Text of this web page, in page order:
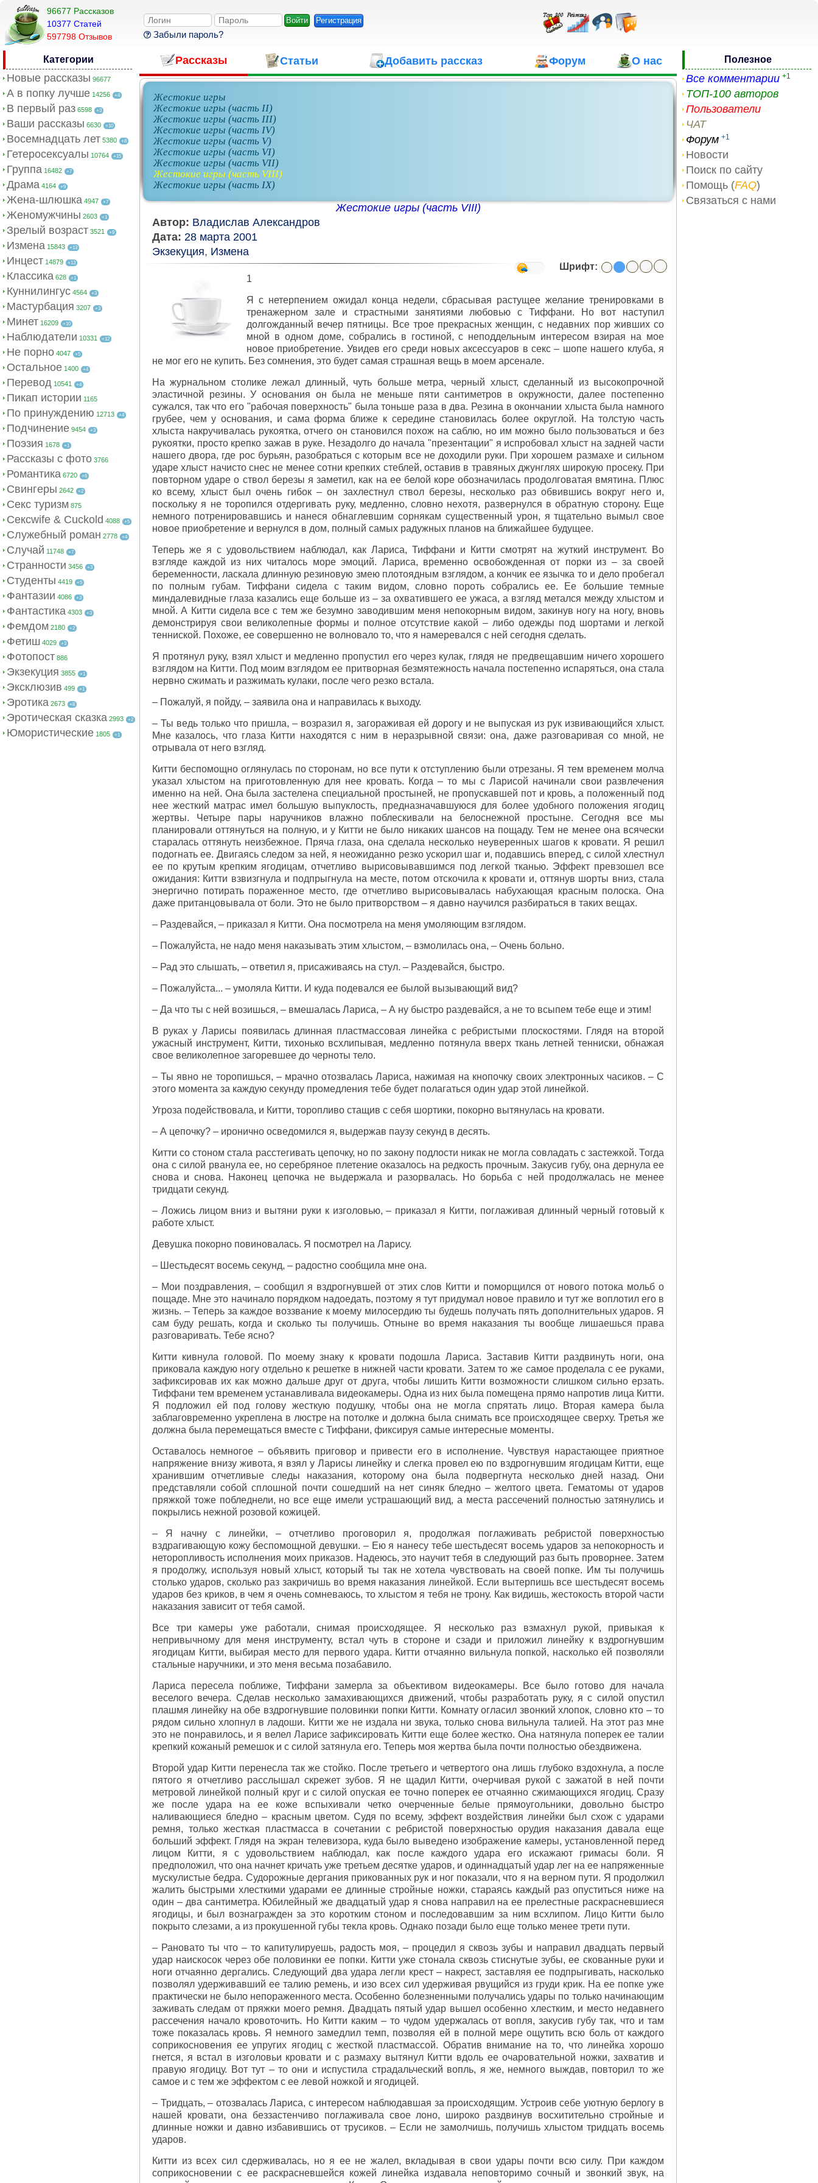
96677 Рассказов
10377 Cтатей
597798 Отзывов
Регистрация
Забыли пароль?
Категории
Новые рассказы 96677
А в попку лучше 14256 +4
В первый раз 6598 +3
Ваши рассказы 6630 +10
Восемнадцать лет 5380 +8
Гетеросексуалы 10764 +15
Группа 16482 +7
Драма 4164 +9
Жена-шлюшка 4947 +7
Женомужчины 2603 +1
Зрелый возраст 3521 +9
Измена 15843 +13
Инцест 14879 +13
Классика 628 +1
Куннилингус 4564 +3
Мастурбация 3207 +3
Минет 16209 +10
Наблюдатели 10331 +12
Не порно 4047 +5
Остальное 1400 +4
Перевод 10541 +4
Пикап истории 1165
По принуждению 12713 +4
Подчинение 9454 +3
Поэзия 1678 +1
Рассказы с фото 3766
Романтика 6720 +6
Свингеры 2642 +2
Секс туризм 875
Сексwife & Cuckold 4088 +5
Служебный роман 2778 +4
Случай 11748 +7
Странности 3456 +3
Студенты 4419 +5
Фантазии 4086 +3
Фантастика 4303 +3
Фемдом 2180 +2
Фетиш 4029 +3
Фотопост 886
Экзекуция 3855 +1
Эксклюзив 499 +1
Эротика 2673 +8
Эротическая сказка 2993 +2
Юмористические 1805 +1
Рассказы Статьи Добавить рассказ Форум О нас
Жестокие игры
Жестокие игры (часть II)
Жестокие игры (часть III)
Жестокие игры (часть IV)
Жестокие игры (часть V)
Жестокие игры (часть VI)
Жестокие игры (часть VII)
Жестокие игры (часть VIII)
Жестокие игры (часть IX)
Жестокие игры (часть VIII)
Автор: Владислав Александров
Дата: 28 марта 2001
Экзекуция, Измена
Шрифт:
1
Я с нетерпением ожидал конца недели, сбрасывая растущее желание тренировками в
тренажерном зале и страстными занятиями любовью с Тиффани. Но вот наступил
долгожданный вечер пятницы. Все трое прекрасных женщин, с недавних пор живших со
мной в одном доме, собрались в гостиной, с неподдельным интересом взирая на мое
новое приобретение. Увидев его среди новых аксессуаров в секс – шопе нашего клуба, я
не мог его не купить. Без сомнения, это будет самая страшная вещь в моем арсенале.
На журнальном столике лежал длинный, чуть больше метра, черный хлыст, сделанный из высокопрочной
эластичной резины. У основания он была не меньше пяти сантиметров в окружности, далее постепенно
сужался, так что его "рабочая поверхность" была тоньше раза в два. Резина в окончании хлыста была намного
грубее, чем у основания, и сама форма ближе к середине становилась более округлой. На толстую часть
хлыста накручивалась рукоятка, отчего он становился похож на саблю, но им можно было пользоваться и без
рукоятки, просто крепко зажав в руке. Незадолго до начала "презентации" я испробовал хлыст на задней части
нашего двора, где рос бурьян, разобраться с которым все не доходили руки. При хорошем размахе и сильном
ударе хлыст начисто снес не менее сотни крепких стеблей, оставив в травяных джунглях широкую просеку. При
повторном ударе о ствол березы я заметил, как на ее белой коре обозначилась продолговатая вмятина. Плюс
ко всему, хлыст был очень гибок – он захлестнул ствол березы, несколько раз обвившись вокруг него и,
поскольку я не торопился отдергивать руку, медленно, словно нехотя, развернулся в обратную сторону. Еще
немного потренировавшись и нанеся обнаглевшим сорнякам существенный урон, я тщательно вымыл свое
новое приобретение и вернулся в дом, полный самых радужных планов на ближайшее будущее.
Теперь же я с удовольствием наблюдал, как Лариса, Тиффани и Китти смотрят на жуткий инструмент. Во
взгляде каждой из них читалось море эмоций. Лариса, временно освобожденная от порки из – за своей
беременности, ласкала длинную резиновую змею плотоядным взглядом, а кончик ее язычка то и дело пробегал
по полным губам. Тиффани сидела с таким видом, словно пороть собрались ее. Ее большие темные
миндалевидные глаза казались еще больше из – за охватившего ее ужаса, а взгляд метался между хлыстом и
мной. А Китти сидела все с тем же безумно заводившим меня непокорным видом, закинув ногу на ногу, вновь
демонстрируя свои великолепные формы и полное отсутствие какой – либо одежды под шортами и легкой
тенниской. Похоже, ее совершенно не волновало то, что я намеревался с ней сегодня сделать.
Я протянул руку, взял хлыст и медленно пропустил его через кулак, глядя не предвещавшим ничего хорошего
взглядом на Китти. Под моим взглядом ее притворная безмятежность начала постепенно испаряться, она стала
нервно сжимать и разжимать кулаки, после чего резко встала.
– Пожалуй, я пойду, – заявила она и направилась к выходу.
– Ты ведь только что пришла, – возразил я, загораживая ей дорогу и не выпуская из рук извивающийся хлыст.
Мне казалось, что глаза Китти находятся с ним в неразрывной связи: она, даже разговаривая со мной, не
отрывала от него взгляд.
Китти беспомощно оглянулась по сторонам, но все пути к отступлению были отрезаны. Я тем временем молча
указал хлыстом на приготовленную для нее кровать. Когда – то мы с Ларисой начинали свои развлечения
именно на ней. Она была застелена специальной простыней, не пропускавшей пот и кровь, а положенный под
нее жесткий матрас имел большую выпуклость, предназначавшуюся для более удобного положения ягодиц
жертвы. Четыре пары наручников влажно поблескивали на белоснежной простыне. Сегодня все мы
планировали оттянуться на полную, и у Китти не было никаких шансов на пощаду. Тем не менее она всячески
старалась оттянуть неизбежное. Пряча глаза, она сделала несколько неуверенных шагов к кровати. Я решил
подогнать ее. Двигаясь следом за ней, я неожиданно резко ускорил шаг и, подавшись вперед, с силой хлестнул
ее по крутым крепким ягодицам, отчетливо вырисовывавшимся под легкой тканью. Эффект превзошел все
ожидания: Китти взвизгнула и подпрыгнула на месте, потом отскочила к кровати и, оттянув шорты вниз, стала
энергично потирать пораженное место, где отчетливо вырисовывалась набухающая красным полоска. Она
даже пританцовывала от боли. Это не было притворством – я давно научился разбираться в таких вещах.
– Раздевайся, – приказал я Китти. Она посмотрела на меня умоляющим взглядом.
– Пожалуйста, не надо меня наказывать этим хлыстом, – взмолилась она, – Очень больно.
– Рад это слышать, – ответил я, присаживаясь на стул. – Раздевайся, быстро.
– Пожалуйста... – умоляла Китти. И куда подевался ее былой вызывающий вид?
– Да что ты с ней возишься, – вмешалась Лариса, – А ну быстро раздевайся, а не то всыпем тебе еще и этим!
В руках у Ларисы появилась длинная пластмассовая линейка с ребристыми плоскостями. Глядя на второй
ужасный инструмент, Китти, тихонько всхлипывая, медленно потянула вверх ткань летней тенниски, обнажая
свое великолепное загоревшее до черноты тело.
– Ты явно не торопишься, – мрачно отозвалась Лариса, нажимая на кнопочку своих электронных часиков. – С
этого момента за каждую секунду промедления тебе будет полагаться один удар этой линейкой.
Угроза подействовала, и Китти, торопливо стащив с себя шортики, покорно вытянулась на кровати.
– А цепочку? – иронично осведомился я, выдержав паузу секунд в десять.
Китти со стоном стала расстегивать цепочку, но по закону подлости никак не могла совладать с застежкой. Тогда
она с силой рванула ее, но серебряное плетение оказалось на редкость прочным. Закусив губу, она дернула ее
снова и снова. Наконец цепочка не выдержала и разорвалась. Но борьба с ней продолжалась не менее
тридцати секунд.
– Ложись лицом вниз и вытяни руки к изголовью, – приказал я Китти, поглаживая длинный черный готовый к
работе хлыст.
Девушка покорно повиновалась. Я посмотрел на Ларису.
– Шестьдесят восемь секунд, – радостно сообщила мне она.
– Мои поздравления, – сообщил я вздрогнувшей от этих слов Китти и поморщился от нового потока мольб о
пощаде. Мне это начинало порядком надоедать, поэтому я тут придумал новое правило и тут же воплотил его в
жизнь. – Теперь за каждое воззвание к моему милосердию ты будешь получать пять дополнительных ударов. Я
сам буду решать, когда и сколько ты получишь. Отныне во время наказания ты вообще лишаешься права
разговаривать. Тебе ясно?
Китти кивнула головой. По моему знаку к кровати подошла Лариса. Заставив Китти раздвинуть ноги, она
приковала каждую ногу отдельно к решетке в нижней части кровати. Затем то же самое проделала с ее руками,
зафиксировав их как можно дальше друг от друга, чтобы лишить Китти возможности слишком сильно ерзать.
Тиффани тем временем устанавливала видеокамеры. Одна из них была помещена прямо напротив лица Китти.
Я подложил ей под голову жесткую подушку, чтобы она не могла спрятать лицо. Вторая камера была
заблаговременно укреплена в люстре на потолке и должна была снимать все происходящее сверху. Третья же
должна была перемещаться вместе с Тиффани, фиксируя самые интересные моменты.
Оставалось немногое – объявить приговор и привести его в исполнение. Чувствуя нарастающее приятное
напряжение внизу живота, я взял у Ларисы линейку и слегка провел ею по вздрогнувшим ягодицам Китти, еще
хранившим отчетливые следы наказания, которому она была подвергнута несколько дней назад. Они
представляли собой сплошной почти сошедший на нет синяк бледно – желтого цвета. Гематомы от ударов
пряжкой тоже побледнели, но все еще имели устрашающий вид, а места рассечений полностью затянулись и
покрылись нежной розовой кожицей.
– Я начну с линейки, – отчетливо проговорил я, продолжая поглаживать ребристой поверхностью
вздрагивающую кожу беспомощной девушки. – Ею я нанесу тебе шестьдесят восемь ударов за непокорность и
неторопливость исполнения моих приказов. Надеюсь, это научит тебя в следующий раз быть проворнее. Затем
я продолжу, используя новый хлыст, который ты так не хотела чувствовать на своей попке. Им ты получишь
столько ударов, сколько раз закричишь во время наказания линейкой. Если вытерпишь все шестьдесят восемь
ударов без криков, в чем я очень сомневаюсь, то хлыстом я тебя не трону. Как видишь, жестокость второй части
наказания зависит от тебя самой.
Все три камеры уже работали, снимая происходящее. Я несколько раз взмахнул рукой, привыкая к
непривычному для меня инструменту, встал чуть в стороне и сзади и приложил линейку к вздрогнувшим
ягодицам Китти, выбирая место для первого удара. Китти отчаянно вильнула попкой, насколько ей позволяли
стальные наручники, и это меня весьма позабавило.
Лариса пересела поближе, Тиффани замерла за объективом видеокамеры. Все было готово для начала
веселого вечера. Сделав несколько замахивающихся движений, чтобы разработать руку, я с силой опустил
плашмя линейку на обе вздрогнувшие половинки попки Китти. Комнату огласил звонкий хлопок, словно кто – то
рядом сильно хлопнул в ладоши. Китти же не издала ни звука, только снова вильнула талией. На этот раз мне
это не понравилось, и я велел Ларисе зафиксировать Китти еще более жестко. Она натянула поперек ее талии
крепкий кожаный ремешок и с силой затянула его. Теперь моя жертва была почти полностью обездвижена.
Второй удар Китти перенесла так же стойко. После третьего и четвертого она лишь глубоко вздохнула, а после
пятого я отчетливо расслышал скрежет зубов. Я не щадил Китти, очерчивая рукой с зажатой в ней почти
метровой линейкой полный круг и с силой опуская ее точно поперек ее отчаянно сжимающихся ягодиц. Сразу
же после удара на ее коже вспыхивали четко очерченные белые прямоугольники, довольно быстро
наливающиеся бледно – красным цветом. Судя по всему, эффект воздействия линейки был схож с ударами
ремня, только жесткая пластмасса в сочетании с ребристой поверхностью орудия наказания давала еще
больший эффект. Глядя на экран телевизора, куда было выведено изображение камеры, установленной перед
лицом Китти, я с удовольствием наблюдал, как после каждого удара его искажают гримасы боли. Я
предположил, что она начнет кричать уже третьем десятке ударов, и одиннадцатый удар лег на ее напряженные
мускулистые бедра. Судорожные дергания прикованных рук и ног показали, что я на верном пути. Я продолжил
жалить быстрыми хлесткими ударами ее длинные стройные ножки, стараясь каждый раз опуститься ниже на
один – два сантиметра. Юбилейный же двадцатый удар я снова направил на ее прелестные раскрасневшиеся
ягодицы, и был вознагражден за это коротким стоном и последовавшим за ним всхлипом. Лицо Китти было
покрыто слезами, а из прокушенной губы текла кровь. Однако позади было еще только менее трети пути.
– Рановато ты что – то капитулируешь, радость моя, – процедил я сквозь зубы и направил двадцать первый
удар наискосок через обе половинки ее попки. Китти уже стонала сквозь стиснутые зубы, ее скованные руки и
ноги отчаянно дергались. Следующий два удара легли крест – накрест, заставляя ее подпрыгивать, насколько
позволял удерживавший ее талию ремень, и изо всех сил удерживая рвущийся из груди крик. На ее попке уже
практически не было непораженного места. Особенно болезненными получались удары по только начинающим
заживать следам от пряжки моего ремня. Двадцать пятый удар вышел особенно хлестким, и место недавнего
рассечения начало кровоточить. Но Китти каким – то чудом удержалась от вопля, закусив губу так, что и там
тоже показалась кровь. Я немного замедлил темп, позволяя ей в полной мере ощутить всю боль от каждого
соприкосновения ее упругих ягодиц с жесткой пластмассой. Обратив внимание на то, что линейка хорошо
гнется, я встал в изголовьи кровати и с размаху вытянул Китти вдоль ее очаровательной ножки, захватив и
правую ягодицу. Вот тут – то они и испустила страдальческий вопль, я же, немного выждав, повторил то же
самое и с тем же эффектом с ее левой ножкой и ягодицей.
– Тридцать, – отозвалась Лариса, с интересом наблюдавшая за происходящим. Устроив себе уютную берлогу в
нашей кровати, она беззастенчиво поглаживала свое лоно, широко раздвинув восхитительно стройные и
длинные ножки и давно избавившись от трусиков. – Если не замолчишь, получишь хлыстом тридцать восемь
ударов.
Китти из всех сил сдерживалась, но я ее не жалел, вкладывая в свои удары почти всю силу. При каждом
соприкосновении с ее раскрасневшейся кожей линейка издавала неповторимо сочный и звонкий звук, на
Полезное
Все комментарии +1
ТОП-100 авторов
Пользователи
ЧАТ
Форум +1
Новости
Поиск по сайту
Помощь (FAQ)
Связаться с нами